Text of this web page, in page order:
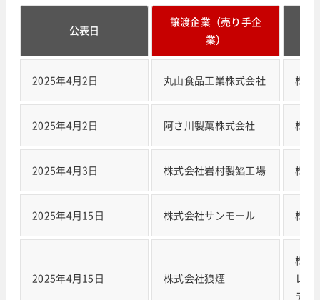
公表日
譲渡企業（売り手企
業）
2025年4月2日 丸山食品工業株式会社 株式
2025年4月2日 阿さ川製菓株式会社 株式
2025年4月3日 株式会社岩村製餡工場 株式
2025年4月15日 株式会社サンモール 株式
2025年4月15日 株式会社狼煙
株式
レス
ディ